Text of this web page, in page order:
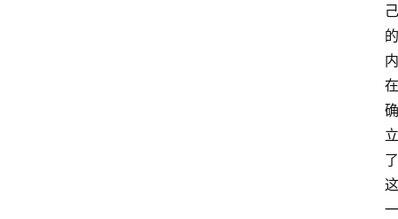
己
的
内
在
确
立
了
这
一